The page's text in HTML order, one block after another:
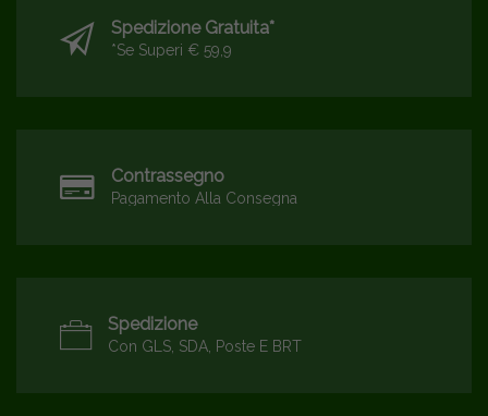
Spedizione Gratuita*
*se Superi € 59,9
Contrassegno
Pagamento Alla Consegna
Spedizione
Con GLS, SDA, Poste E BRT